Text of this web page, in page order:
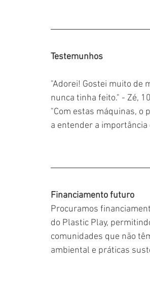
Testemunhos
"Adorei! Gostei muito de
nunca tinha feito." - Zé,
"Com estas máquinas, o
a entender a importância
Financiamento futuro
Procuramos
do Plastic Play,
comunidades que não
ambiental e práticas